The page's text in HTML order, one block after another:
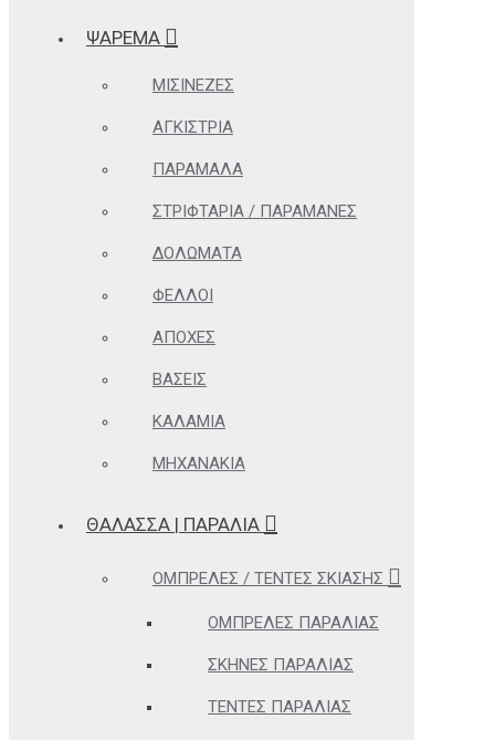
ΨΑΡΕΜΑ
ΜΙΣΙΝΈΖΕΣ
ΑΓΚΊΣΤΡΙΑ
ΠΑΡΆΜΑΛΑ
ΣΤΡΙΦΤΆΡΙΑ / ΠΑΡΑΜΆΝΕΣ
ΔΟΛΏΜΑΤΑ
ΦΕΛΛΟΊ
ΑΠΌΧΕΣ
ΒΆΣΕΙΣ
ΚΑΛΆΜΙΑ
ΜΗΧΑΝΆΚΙΑ
ΘΆΛΑΣΣΑ | ΠΑΡΑΛΊΑ
ΟΜΠΡΈΛΕΣ / ΤΈΝΤΕΣ ΣΚΊΑΣΗΣ
ΟΜΠΡΈΛΕΣ ΠΑΡΑΛΊΑΣ
ΣΚΗΝΈΣ ΠΑΡΑΛΊΑΣ
ΤΈΝΤΕΣ ΠΑΡΑΛΊΑΣ